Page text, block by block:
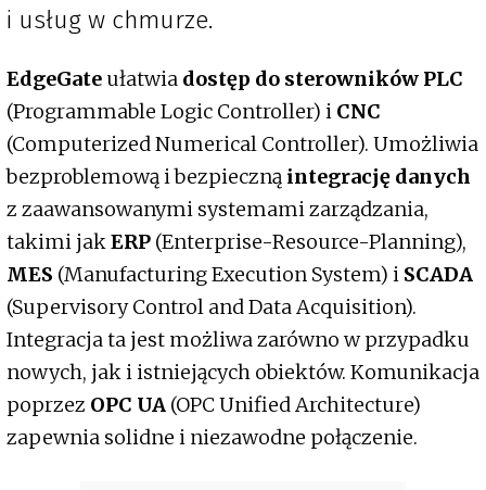
i usług w chmurze.
EdgeGate ułatwia dostęp do sterowników PLC
(Programmable Logic Controller) i CNC
(Computerized Numerical Controller). Umożliwia
bezproblemową i bezpieczną integrację danych
z zaawansowanymi systemami zarządzania,
takimi jakERP (Enterprise-Resource-Planning),
MES (Manufacturing Execution System) i SCADA
(Supervisory Control and Data Acquisition).
Integracja ta jest możliwa zarówno w przypadku
nowych, jak i istniejących obiektów. Komunikacja
poprzez OPC UA (OPC Unified Architecture)
zapewnia solidne i niezawodne połączenie.